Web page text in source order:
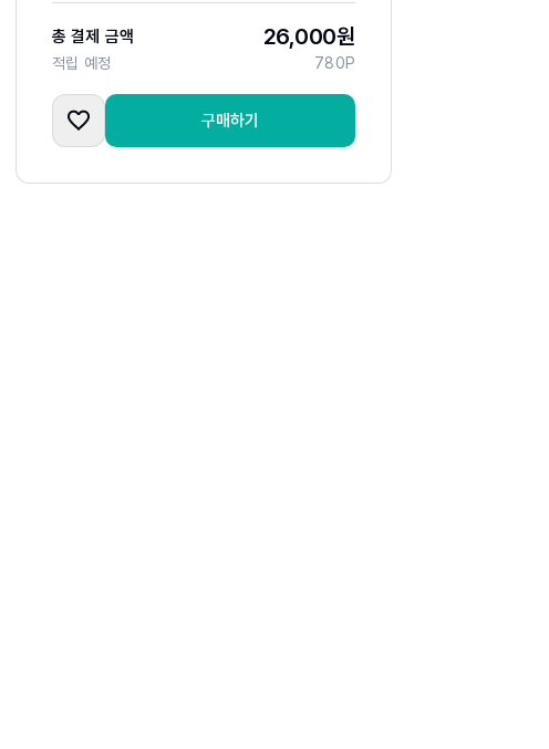
총 결제 금액 26,000원
적립 예정 780P
구매하기